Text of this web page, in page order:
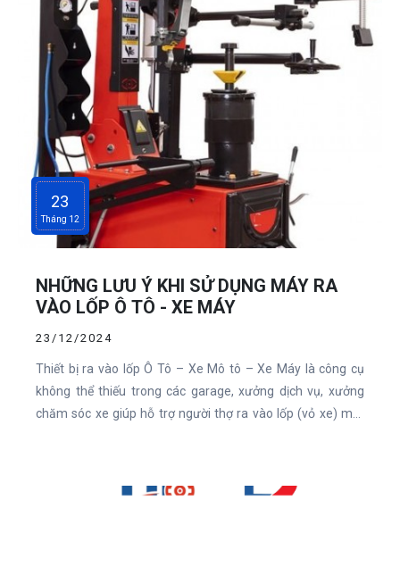
23
Tháng 12
NHỮNG LƯU Ý KHI SỬ DỤNG MÁY RA
VÀO LỐP Ô TÔ - XE MÁY
23/12/2024
Thiết bị ra vào lốp Ô Tô – Xe Mô tô – Xe Máy là công cụ
không thể thiếu trong các garage, xưởng dịch vụ, xưởng
chăm sóc xe giúp hỗ trợ người thợ ra vào lốp (vỏ xe) một